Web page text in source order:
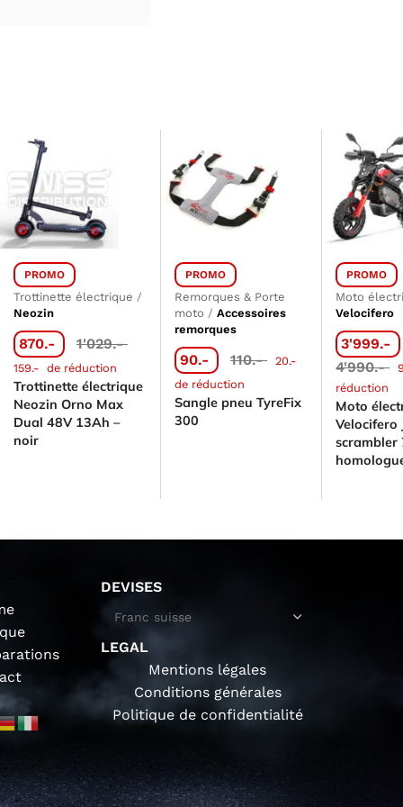
PROMO
Trottinette électrique /
Neozin
870.- 1'029.-
159.- de réduction
Trottinette électrique
Neozin Orno Max
Dual 48V 13Ah –
noir
PROMO
Remorques & Porte
moto /Accessoires
remorques
90.- 110.-
20.-
de réduction
Sangle pneu TyreFix
300
PROMO
Moto
Velocifero
3'999.-
4'990.-
réduction
Moto
Velocifero
scrambler
DEVISES
LEGAL
Mentions légales
Conditions générales
Politique de confidentialité